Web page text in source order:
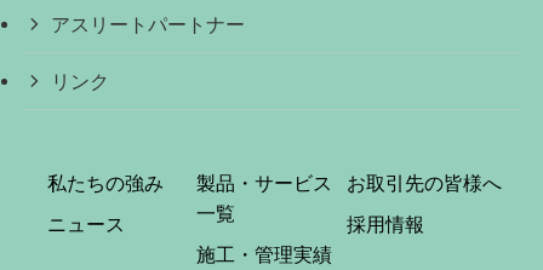
アスリートパートナー
リンク
私たちの強み
ニュース
製品・サービス
一覧
施工・管理実績
お取引先の皆様へ
採用情報